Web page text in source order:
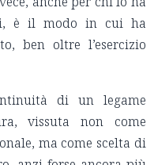
è il modo in cui ha
ben oltre l’esercizio
di un legame
vissuta non come
ma come scelta di